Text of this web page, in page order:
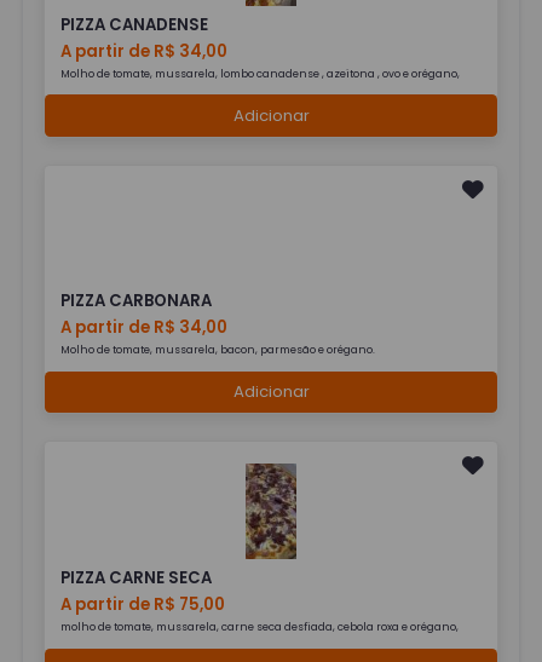
PIZZA CANADENSE
A partir de R$ 34,00
Molho de tomate, mussarela, lombo canadense , azeitona , ovo e orégano,
Adicionar
PIZZA CARBONARA
A partir de R$ 34,00
Molho de tomate, mussarela, bacon, parmesão e orégano.
Adicionar
PIZZA CARNE SECA
A partir de R$ 75,00
molho de tomate, mussarela, carne seca desfiada, cebola roxa e orégano,